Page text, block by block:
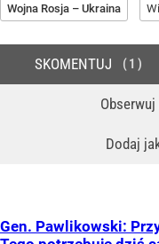
Wojna Rosja – Ukraina
Obserwuj
Dodaj
SKOMENTUJ 1
Gen. Pawlikowski: